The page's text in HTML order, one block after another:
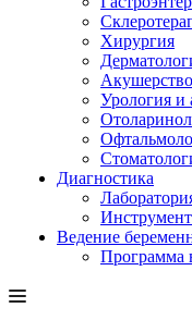
Хирургия
Урология и
Диагностика
Ведение
Программа